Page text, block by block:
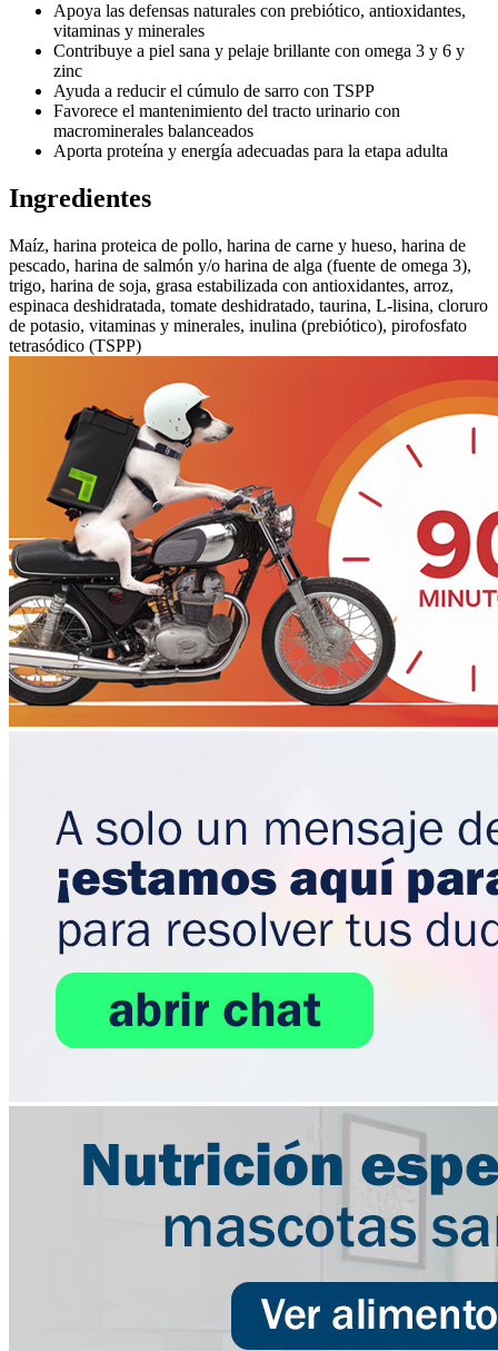
Apoya las defensas naturales con prebiótico, antioxidantes,
vitaminas y minerales
Contribuye a piel sana y pelaje brillante con omega 3 y 6 y
zinc
Ayuda a reducir el cúmulo de sarro con TSPP
Favorece el mantenimiento del tracto urinario con
macrominerales balanceados
Aporta proteína y energía adecuadas para la etapa adulta
Ingredientes
Maíz, harina proteica de pollo, harina de carne y hueso, harina de
pescado, harina de salmón y/o harina de alga (fuente de omega 3),
trigo, harina de soja, grasa estabilizada con antioxidantes, arroz,
espinaca deshidratada, tomate deshidratado, taurina, L-lisina, cloruro
de potasio, vitaminas y minerales, inulina (prebiótico), pirofosfato
tetrasódico (TSPP)